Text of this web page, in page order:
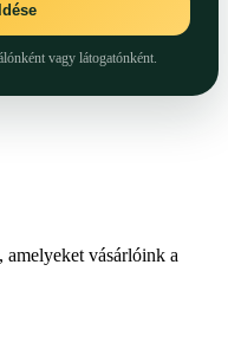
vagy látogatónként.
amelyeket vásárlóink a